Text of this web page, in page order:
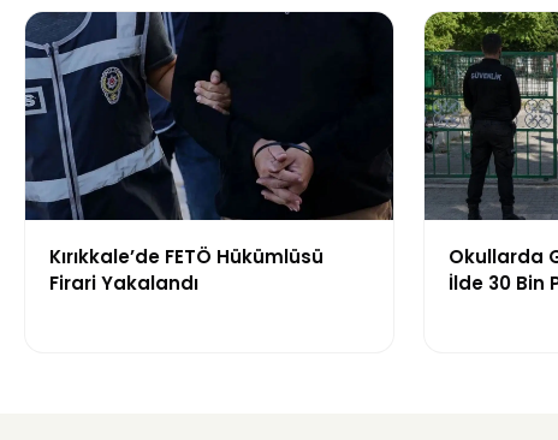
Kırıkkale’de FETÖ Hükümlüsü
Firari Yakalandı
Okullarda
İlde 30 Bin